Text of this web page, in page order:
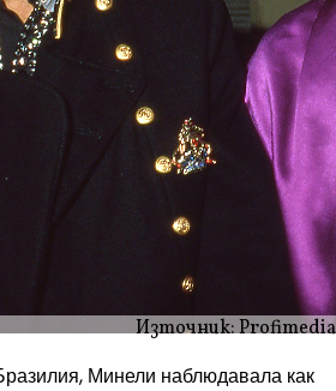
Източник: Profimedia
Минели наблюдавала как